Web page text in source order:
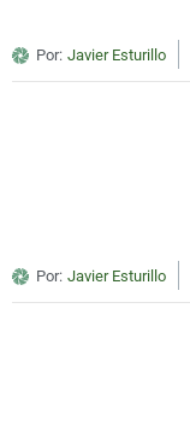
Por: Javier Esturillo
Por: Javier Esturillo